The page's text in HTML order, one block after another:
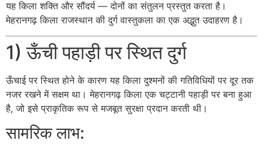
यह किला शक्ति और सौंदर्य — दोनों का संतुलन प्रस्तुत करता है।
मेहरानगढ़ किला राजस्थान की दुर्ग वास्तुकला का एक अद्भुत उदाहरण है।
1) ऊँची पहाड़ी पर स्थित दुर्ग
ऊँचाई पर स्थित होने के कारण यह किला दुश्मनों की गतिविधियों पर दूर तक
नजर रखने में सक्षम था। मेहरानगढ़ किला एक चट्टानी पहाड़ी पर बना हुआ
है, जो इसे प्राकृतिक रूप से मजबूत सुरक्षा प्रदान करती थी।
सामरिक लाभ: